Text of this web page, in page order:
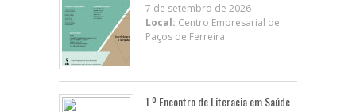
7 de setembro de 2026
Local: Centro Empresarial de
Paços de Ferreira
1.º Encontro de Literacia em Saúde